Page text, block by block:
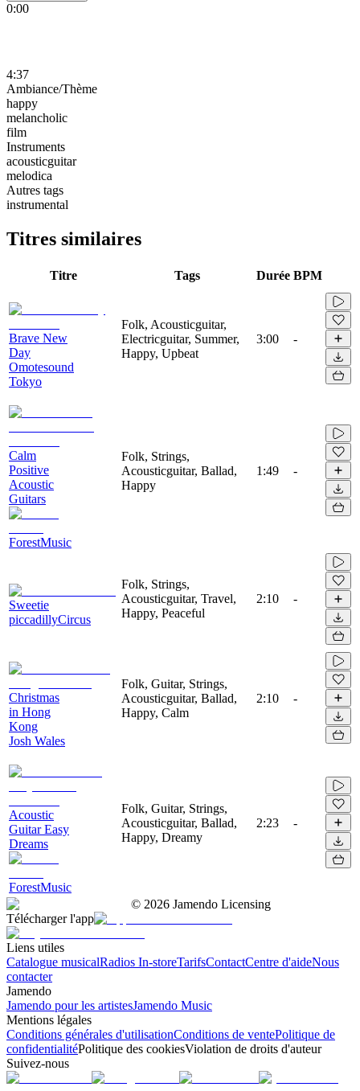
0:00
4:37
Ambiance/Thème
happy
melancholic
film
Instruments
acousticguitar
melodica
Autres tags
instrumental
Titres similaires
Titre Tags Durée BPM
Brave New
Day
Omotesound
Tokyo
Folk, Acousticguitar,
Electricguitar, Summer,
Happy, Upbeat
3:00 -
Calm
Positive
Acoustic
Guitars
ForestMusic
Folk, Strings,
Acousticguitar, Ballad,
Happy
1:49 -
Sweetie
piccadillyCircus
Folk, Strings,
Acousticguitar, Travel,
Happy, Peaceful
2:10 -
Christmas
in Hong
Kong
Josh Wales
Folk, Guitar, Strings,
Acousticguitar, Ballad,
Happy, Calm
2:10 -
Acoustic
Guitar Easy
Dreams
ForestMusic
Folk, Guitar, Strings,
Acousticguitar, Ballad,
Happy, Dreamy
2:23 -
© 2026 Jamendo Licensing
Télécharger l'app
Liens utiles
Catalogue musicalRadios In-storeTarifsContactCentre d'aideNous
contacter
Jamendo
Jamendo pour les artistesJamendo Music
Mentions légales
Conditions générales d'utilisationConditions de ventePolitique de
confidentialitéPolitique des cookiesViolation de droits d'auteur
Suivez-nous